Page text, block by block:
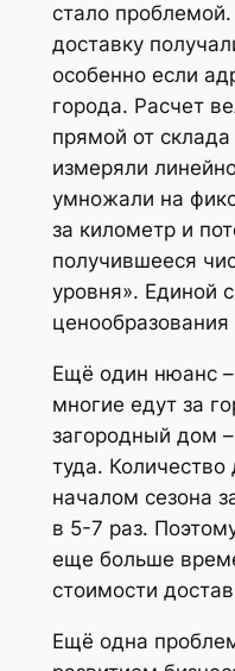
стало
доставку
особенно если
города. Расчет
прямой от
измеряли
умножали на
за километр и
получившееся
уровня». Единой
Ещё один нюанс –
многие едут за
загородный дом
туда. Количество
началом сезона
в 5-7 раз.
еще больше
стоимости
Ещё одна